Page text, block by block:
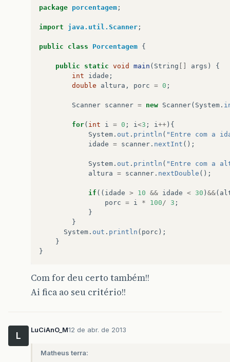
package porcentagem ;
import java.util.Scanner ;
public class Porcentagem {
public static void main ( String args )
{
int
idade ;
double
altura , porc = 0 ;
Scanner scanner = new Scanner( System .
for( int i = 0 ; i<3 ; i++ ){
System . out . println ( "Entre com a
idade = scanner . nextInt ();
System . out . println ( "Entre com a
altura = scanner . nextDouble ();
if (( idade > 10 && idade < 30 ) &&(
porc = i * 100/ 3 ;
}
}
System . out . println ( porc );
}
}
Com for deu certo também!!
Ai fica ao seu critério!!
L
LuCiAnO_M12 de abr. de 2013
Matheus terra: